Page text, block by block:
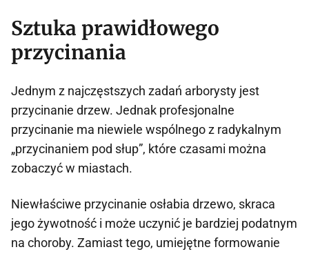
Sztuka prawidłowego
przycinania
Jednym z najczęstszych zadań arborysty jest
przycinanie drzew. Jednak profesjonalne
przycinanie ma niewiele wspólnego z radykalnym
„przycinaniem pod słup”, które czasami można
zobaczyć w miastach.
Niewłaściwe przycinanie osłabia drzewo, skraca
jego żywotność i może uczynić je bardziej podatnym
na choroby. Zamiast tego, umiejętne formowanie